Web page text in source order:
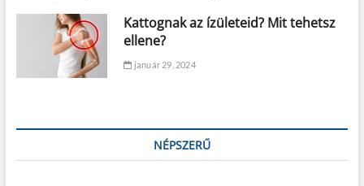
Kattognak az ízületeid? Mit tehetsz
ellene?
január 29, 2024
NÉPSZERŰ